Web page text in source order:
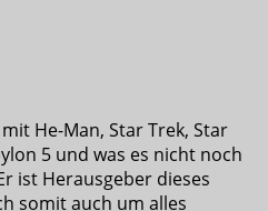
He-Man, Star Trek, Star
5 und was es nicht noch
ist Herausgeber dieses
somit auch um alles